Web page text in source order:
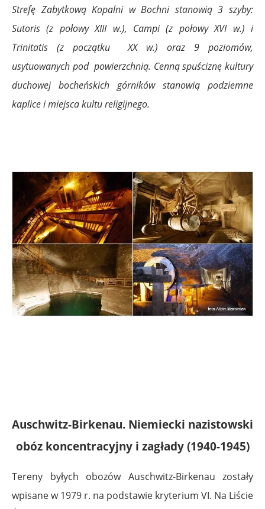
Strefę Zabytkową Kopalni w Bochni stanowią 3 szyby:
Sutoris (z połowy XIII w.), Campi (z połowy XVI w.) i
Trinitatis (z początku XX w.) oraz 9 poziomów,
usytuowanych pod powierzchnią. Cenną spuściznę kultury
duchowej bocheńskich górników stanowią podziemne
kaplice i miejsca kultu religijnego.
Auschwitz-Birkenau. Niemiecki nazistowski
obóz koncentracyjny i zagłady (1940-1945)
Tereny byłych obozów Auschwitz-Birkenau zostały
wpisane w 1979 r. na podstawie kryterium VI. Na Liście